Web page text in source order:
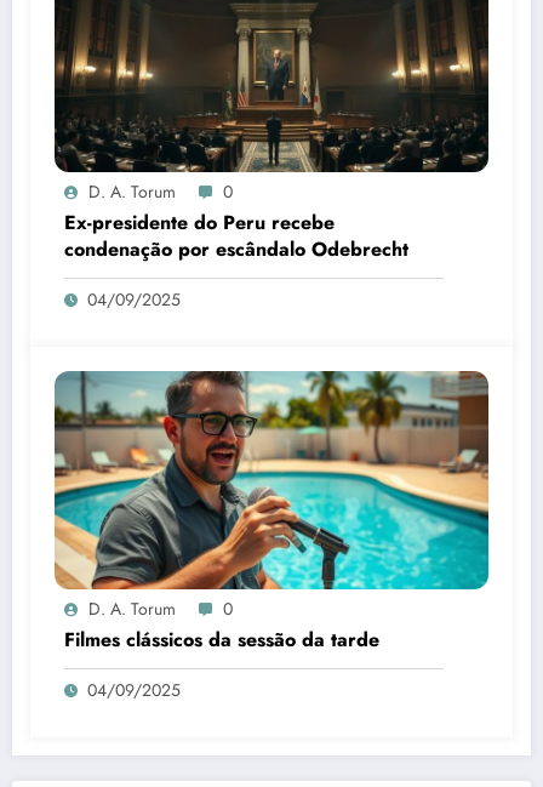
D. A. Torum 0
Ex-presidente do Peru recebe
condenação por escândalo Odebrecht
04/09/2025
D. A. Torum 0
Filmes clássicos da sessão da tarde
04/09/2025